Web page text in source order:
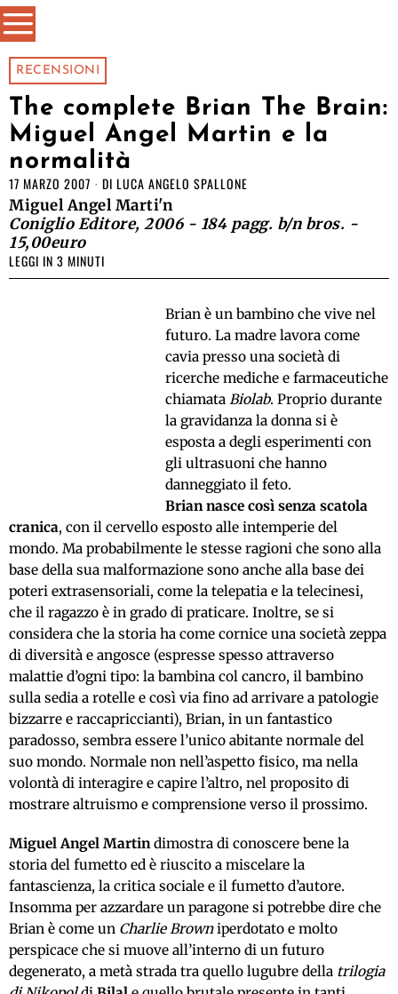
RECENSIONI
The complete Brian The Brain:
Miguel Angel Martin e la
normalità
17 MARZO 2007 DI LUCA ANGELO SPALLONE
Miguel Angel Marti'n
Coniglio Editore, 2006 - 184 pagg. b/n bros. -
15,00euro
LEGGI IN 3 MINUTI
Brian è un bambino che vive nel
futuro. La madre lavora come
cavia presso una società di
ricerche mediche e farmaceutiche
chiamata Biolab. Proprio durante
la gravidanza la donna si è
esposta a degli esperimenti con
gli ultrasuoni che hanno
danneggiato il feto.
Brian nasce così senza scatola
cranica, con il cervello esposto alle intemperie del
mondo. Ma probabilmente le stesse ragioni che sono alla
base della sua malformazione sono anche alla base dei
poteri extrasensoriali, come la telepatia e la telecinesi,
che il ragazzo è in grado di praticare. Inoltre, se si
considera che la storia ha come cornice una società zeppa
di diversità e angosce (espresse spesso attraverso
malattie d’ogni tipo: la bambina col cancro, il bambino
sulla sedia a rotelle e così via fino ad arrivare a patologie
bizzarre e raccapriccianti), Brian, in un fantastico
paradosso, sembra essere l’unico abitante normale del
suo mondo. Normale non nell’aspetto fisico, ma nella
volontà di interagire e capire l’altro, nel proposito di
mostrare altruismo e comprensione verso il prossimo.
Miguel Angel Martindimostra di conoscere bene la
storia del fumetto ed è riuscito a miscelare la
fantascienza, la critica sociale e il fumetto d’autore.
Insomma per azzardare un paragone si potrebbe dire che
Brian è come un Charlie Browniperdotato e molto
perspicace che si muove all’interno di un futuro
degenerato, a metà strada tra quello lugubre della trilogia